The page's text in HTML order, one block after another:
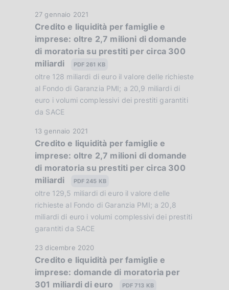
:
a
z
i
o
n
e
D
a
t
a
P
u
b
b
l
a
z
i
o
n
e
:
27 gennaio 2021
Credito e liquidità per famiglie e
imprese: oltre 2,7 milioni di domande
di moratoria su prestiti per circa 300
miliardi
PDF 261 KB
oltre 128 miliardi di euro il valore delle richieste
al Fondo di Garanzia PMI; a 20,9 miliardi di
euro i volumi complessivi dei prestiti garantiti
da SACE
D
a
t
a
P
u
b
b
l
a
z
13 gennaio 2021
Credito e liquidità per famiglie e
imprese: oltre 2,7 milioni di domande
di moratoria su prestiti per circa 300
miliardi
PDF 245 KB
oltre 129,5 miliardi di euro il valore delle
richieste al Fondo di Garanzia PMI; a 20,8
miliardi di euro i volumi complessivi dei prestiti
garantiti da SACE
D
a
t
a
23 dicembre 2020
Credito e liquidità per famiglie e
imprese: domande di moratoria per
301 miliardi di euro
PDF 713 KB